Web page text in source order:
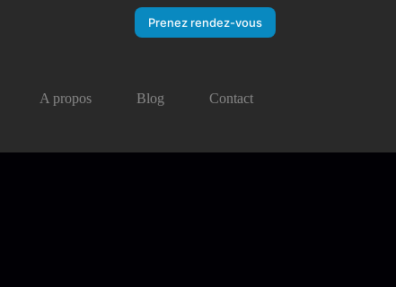
Prenez rendez-vous
A propos Blog Contact